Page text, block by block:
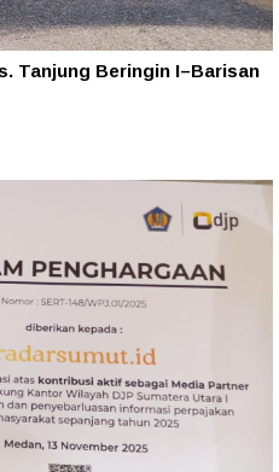
Tanjung Beringin I–Barisan